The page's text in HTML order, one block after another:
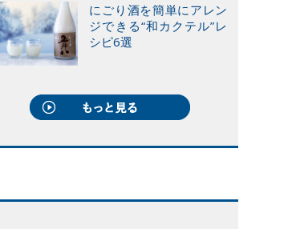
にごり酒を簡単にアレン
ジできる“和カクテル”レ
シピ6選